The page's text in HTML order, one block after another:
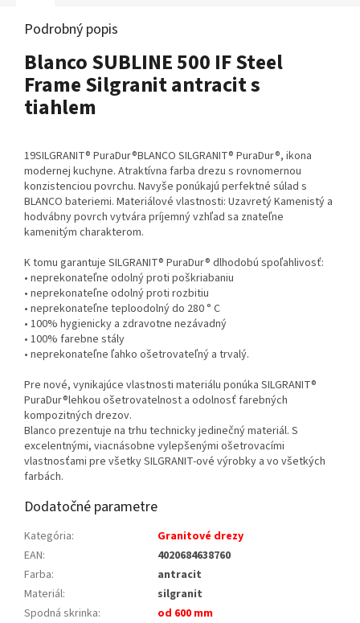
Podrobný popis
Blanco SUBLINE 500 IF Steel
Frame Silgranit antracit s
tiahlem
19SILGRANIT® PuraDur®BLANCO SILGRANIT® PuraDur®, ikona
modernej kuchyne. Atraktívna farba drezu s rovnomernou
konzistenciou povrchu. Navyše ponúkajú perfektné súlad s
BLANCO bateriemi. Materiálové vlastnosti: Uzavretý Kamenistý a
hodvábny povrch vytvára príjemný vzhľad sa znateľne
kamenitým charakterom.
K tomu garantuje SILGRANIT® PuraDur® dlhodobú spoľahlivosť:
• neprekonateľne odolný proti poškriabaniu
• neprekonateľne odolný proti rozbitiu
• neprekonateľne teploodolný do 280 ° C
• 100% hygienicky a zdravotne nezávadný
• 100% farebne stály
• neprekonateľne ľahko ošetrovateľný a trvalý.
Pre nové, vynikajúce vlastnosti materiálu ponúka SILGRANIT®
PuraDur®lehkou ošetrovatelnost a odolnosť farebných
kompozitných drezov.
Blanco prezentuje na trhu technicky jedinečný materiál. S
excelentnými, viacnásobne vylepšenými ošetrovacími
vlastnosťami pre všetky SILGRANIT-ové výrobky a vo všetkých
farbách.
Dodatočné parametre
Kategória:
Granitové drezy
EAN:
4020684638760
Farba:
antracit
Materiál:
silgranit
Spodná skrinka:
od 600 mm